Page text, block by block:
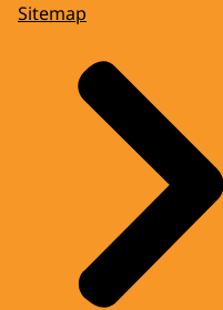
Sitemap